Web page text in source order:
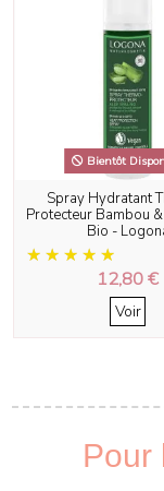
Bientôt
Spray Hydratant
Protecteur Bambou
Bio -
12,80 €
Voir
Pour